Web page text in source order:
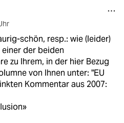
schön, resp.: wie (leider)
der beiden
zu Ihrem, in der hier Bezug
von Ihnen unter: "EU
Kommentar aus 2007: